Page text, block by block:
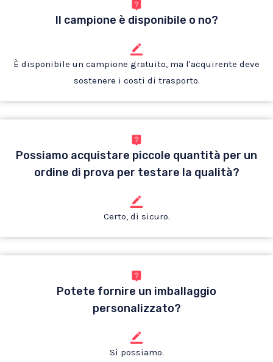
Il campione è disponibile o no?
È disponibile un campione gratuito, ma l'acquirente deve
sostenere i costi di trasporto.
Possiamo acquistare piccole quantità per un
ordine di prova per testare la qualità?
Certo, di sicuro.
Potete fornire un imballaggio
personalizzato?
Sì possiamo.